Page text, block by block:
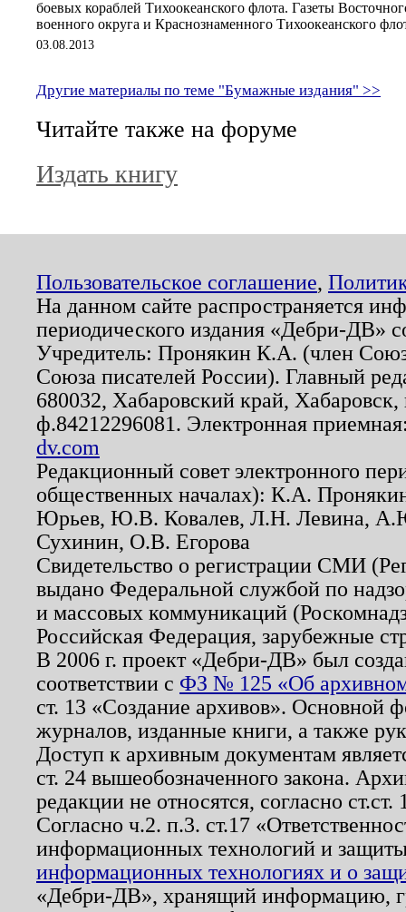
боевых кораблей Тихоокеанского флота. Газеты
военного округа и Краснознаменного Тихоокеанского
03.08.2013
Другие материалы по теме "Бумажные издания" >>
Читайте также на форуме
Издать книгу
Пользовательское соглашение,
На данном сайте распространяется
периодического издания «Дебри-ДВ»
Учредитель: Пронякин К.А. (член
Союза писателей России). Главный
680032, Хабаровский край,
ф.84212296081. Электронная
dv.com
Редакционный совет электронного
общественных началах): К.А.
Юрьев, Ю.В. Ковалев, Л.Н. Левина,
Сухинин, О.В. Егорова
Свидетельство о регистрации СМИ
выдано Федеральной службой по
и массовых коммуникаций
Российская Федерация, зарубежные
В 2006 г. проект «Дебри-ДВ» был
соответствии с ФЗ № 125 «Об
ст. 13 «Создание архивов». Основной
журналов, изданные книги, а также
Доступ к архивным документам
ст. 24 вышеобозначенного закона.
редакции не относятся, согласно
Согласно ч.2. п.3. ст.17
информационных технологий и
информационных технологиях и о
«Дебри-ДВ», хранящий информацию,